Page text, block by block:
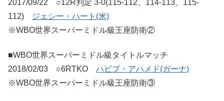
2017/09/22 ○12R判定 3-0(115-112、114-113、115-
112)
ジェシー・ハート(米)
※WBO世界スーパーミドル級王座防衛②
■WBO世界スーパーミドル級タイトルマッチ
2018/02/03 ○6RTKO ハビブ・アハメド(ガーナ)
※WBO世界スーパーミドル級王座防衛③